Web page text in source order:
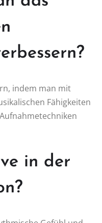
indem man mit
Fähigkeiten
in der